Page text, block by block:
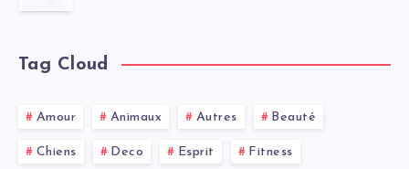
Tag Cloud
Amour Animaux Autres Beauté
Chiens Deco Esprit Fitness